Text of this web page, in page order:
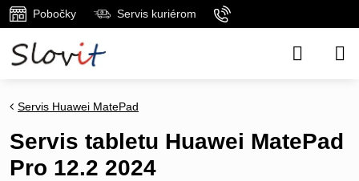
Pobočky Servis kuriérom
Servis Huawei MatePad
Servis tabletu Huawei MatePad
Pro 12.2 2024